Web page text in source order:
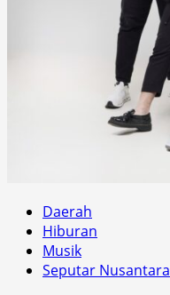
Daerah
Hiburan
Musik
Seputar Nusantara